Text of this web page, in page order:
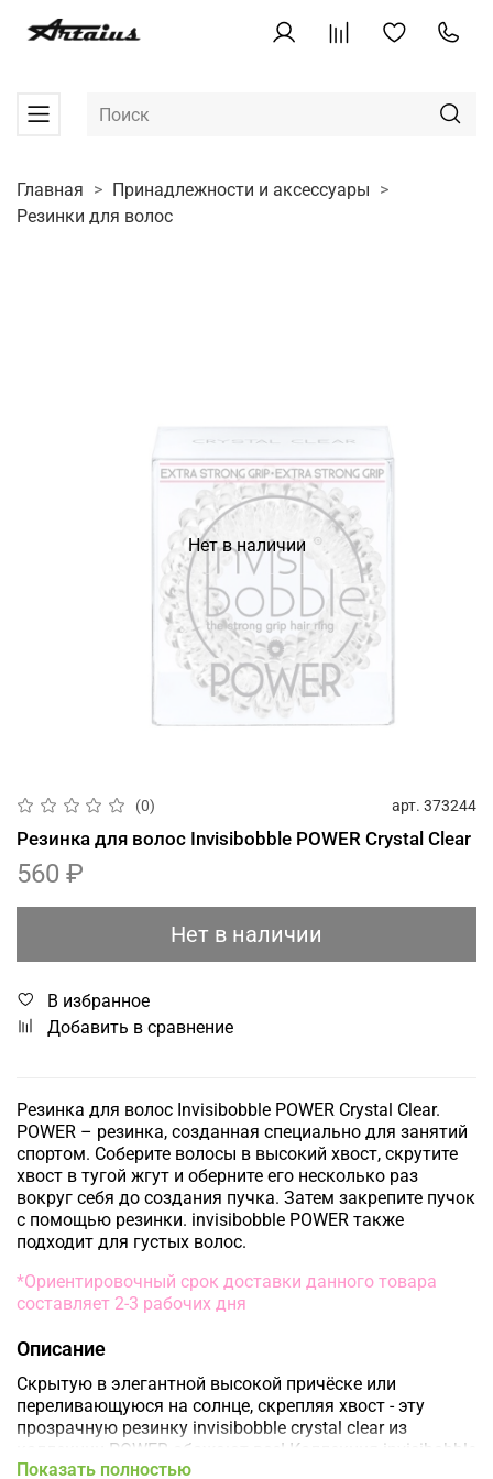
Главная
Принадлежности и аксессуары
Резинки для волос
Нет в наличии
(0) арт. 373244
Резинка для волос Invisibobble POWER Crystal Clear
560 ₽
Нет в наличии
В избранное
Добавить в сравнение
Резинка для волос Invisibobble POWER Crystal Clear.
POWER – резинка, созданная специально для занятий
спортом. Соберите волосы в высокий хвост, скрутите
хвост в тугой жгут и оберните его несколько раз
вокруг себя до создания пучка. Затем закрепите пучок
с помощью резинки. invisibobble POWER также
подходит для густых волос.
*Ориентировочный срок доставки данного товара
составляет 2-3 рабочих дня
Описание
Скрытую в элегантной высокой причёске или
переливающуюся на солнце, скрепляя хвост - эту
прозрачную резинку invisibobble crystal clear из
коллекции POWER обожают все! Коллекция invisibobble
POWER создана для всех, кто ведет активный образ
Показать полностью